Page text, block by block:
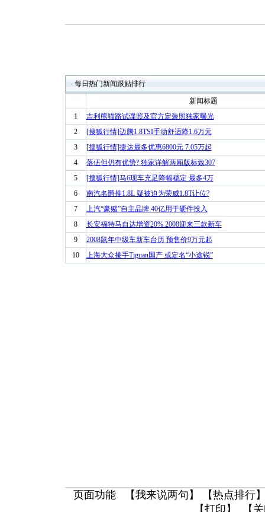
每日热门新闻跟贴排行
新闻标题
1
吉利熊猫路试谍照及官方定装照独家曝光
2
[搜狐行情]迈腾1.8TSI手动舒适降1.6万元
3
[搜狐行情]捷达最多优惠6800元 7.05万起
4
落伍但仍有优势? 独家详解两厢版标致307
5
[搜狐行情]马6现车充足降幅稳定 最多4万
6
南汽名爵推1.8L 疑被迫为荣威1.8T让位?
7
上汽“豪赌”自主品牌 40亿用于硬件投入
8
长安福特马自达增资20% 2008迎来三款新车
9
2008鼠年中级车新车台历 预售价9万元起
10
上海大众接手Tiguan国产 或定名“小途锐”
页面功能 【我来说两句 】 【热点排行
【打印 】 【